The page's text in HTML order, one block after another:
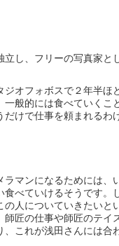
立し、フリーの写真家と
ジオフォボスで２年半ほ
一般的には食べていくこ
だけで仕事を頼まれるわ
ラマンになるためには、
食べていけるそうです。
の人についていきたいと
師匠の仕事や師匠のテイ
、これが浅田さんには合